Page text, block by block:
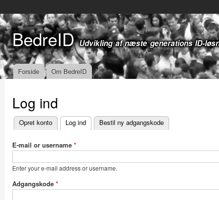
BedreID Udvikling af næste generations ID-
Hovedmenu
Forside Om BedreID
Log ind
Primære faneblade
Opret konto Log ind (aktiv fane)
Bestil ny adgangskode
E-mail or username *
Enter your e-mail address or username.
Adgangskode *